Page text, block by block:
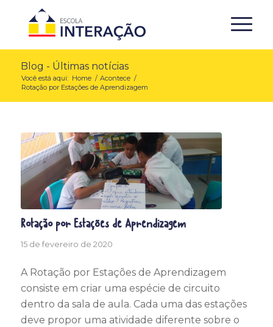
Blog - Últimas notícias
Você está aqui: Home / Acontece /
Rotação por Estações de Aprendizagem
Rotação por Estações de Aprendizagem
15 de fevereiro de 2020
A Rotação por Estações de Aprendizagem
consiste em criar uma espécie de circuito
dentro da sala de aula. Cada uma das estações
deve propor uma atividade diferente sobre o